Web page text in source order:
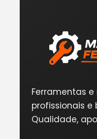
Ferramentas
profissionais e
Qualidade,